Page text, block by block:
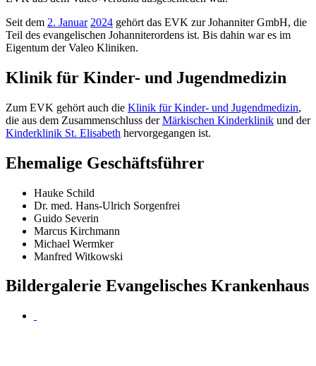
Seit dem 2. Januar 2024 gehört das EVK zur Johanniter GmbH, die
Teil des evangelischen Johanniterordens ist. Bis dahin war es im
Eigentum der Valeo Kliniken.
Klinik für Kinder- und Jugendmedizin
Zum EVK gehört auch die Klinik für Kinder- und Jugendmedizin,
die aus dem Zusammenschluss derMärkischen Kinderklinik und der
Kinderklinik St. Elisabeth hervorgegangen ist.
Ehemalige Geschäftsführer
Hauke Schild
Dr. med. Hans-Ulrich Sorgenfrei
Guido Severin
Marcus Kirchmann
Michael Wermker
Manfred Witkowski
Bildergalerie Evangelisches Krankenhaus